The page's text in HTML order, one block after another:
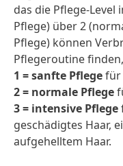
das die Pflege-Level
Pflege) über 2
Pflege) können
Pflegeroutine
1 = sanfte Pflegefür
2 = normale Pflege
3 = intensive Pflege
geschädigtes Haar,
aufgehelltem Haar.